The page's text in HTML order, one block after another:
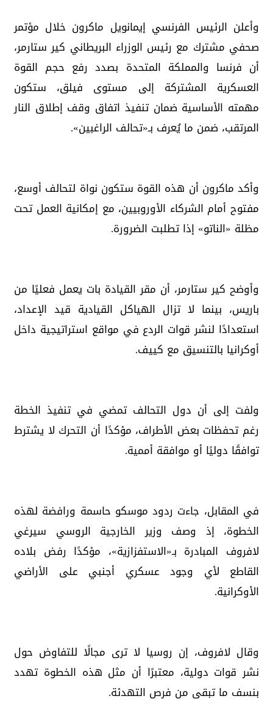
وأعلن الرئيس الفرنسي إيمانويل ماكرون خلال مؤتمر
صحفي مشترك مع رئيس الوزراء البريطاني كير ستارمر،
أن فرنسا والمملكة المتحدة بصدد رفع حجم القوة
العسكرية المشتركة إلى مستوى فيلق، ستكون
مهمته الأساسية ضمان تنفيذ اتفاق وقف إطلاق النار
المرتقب، ضمن ما يُعرف بـ«تحالف الراغبين».
وأكد ماكرون أن هذه القوة ستكون نواة لتحالف أوسع،
مفتوح أمام الشركاء الأوروبيين، مع إمكانية العمل تحت
مظلة «الناتو» إذا تطلبت الضرورة.
وأوضح كير ستارمر، أن مقر القيادة بات يعمل فعليًا من
باريس، بينما لا تزال الهياكل القيادية قيد الإعداد،
استعدادًا لنشر قوات الردع في مواقع استراتيجية داخل
أوكرانيا بالتنسيق مع كييف.
ولفت إلى أن دول التحالف تمضي في تنفيذ الخطة
رغم تحفظات بعض الأطراف، مؤكدًا أن التحرك لا يشترط
توافقًا دوليًا أو موافقة أممية.
في المقابل، جاءت ردود موسكو حاسمة ورافضة لهذه
الخطوة، إذ وصف وزير الخارجية الروسي سيرغي
لافروف المبادرة بـ«الاستفزازية»، مؤكدًا رفض بلاده
القاطع لأي وجود عسكري أجنبي على الأراضي
الأوكرانية.
وقال لافروف، إن روسيا لا ترى مجالًا للتفاوض حول
نشر قوات دولية، معتبرًا أن مثل هذه الخطوة تهدد
بنسف ما تبقى من فرص التهدئة.